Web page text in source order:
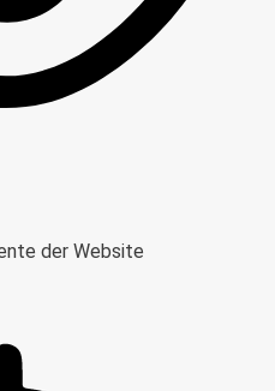
der Website